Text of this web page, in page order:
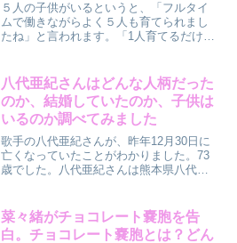
５人の子供がいるというと、「フルタイ
ムで働きながらよく５人も育てられまし
たね」と言われます。「1人育てるだけで
た。この記事を読んで分かること・忙し
いお母さんが、どうすれば...
八代亜紀さんはどんな人柄だった
のか、結婚していたのか、子供は
いるのか調べてみました
歌手の八代亜紀さんが、昨年12月30日に
亡くなっていたことがわかりました。73
歳でした。八代亜紀さんは熊本県八代市
とヒット作をリリース。1980年に発表し
た「雨の慕...
菜々緒がチョコレート嚢胞を告
白。チョコレート嚢胞とは？どん